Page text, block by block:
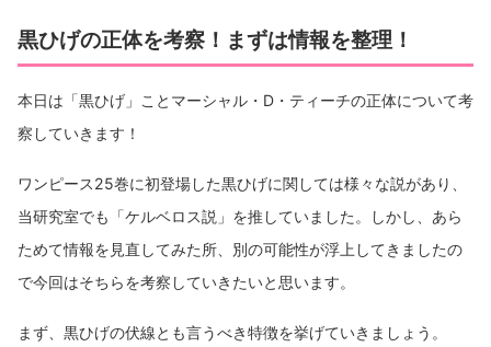
黒ひげの正体を考察！まずは情報を整理！
本日は「黒ひげ」ことマーシャル・D・ティーチの正体について考
察していきます！
ワンピース25巻に初登場した黒ひげに関しては様々な説があり、
当研究室でも「ケルベロス説」を推していました。しかし、あら
ためて情報を見直してみた所、別の可能性が浮上してきましたの
で今回はそちらを考察していきたいと思います。
まず、黒ひげの伏線とも言うべき特徴を挙げていきましょう。